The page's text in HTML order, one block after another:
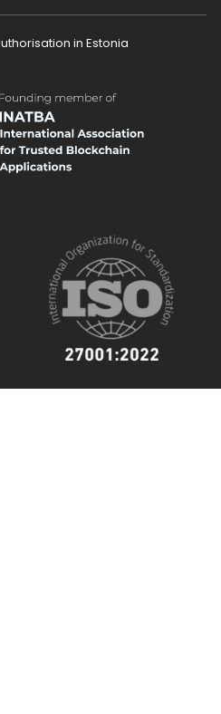
in Estonia